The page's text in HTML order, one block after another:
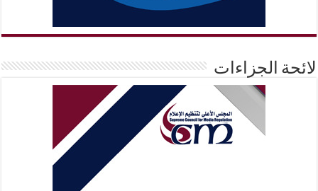
لائحة الجزاءات